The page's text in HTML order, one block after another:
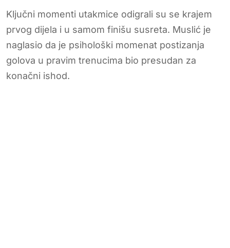
Ključni momenti utakmice odigrali su se krajem
prvog dijela i u samom finišu susreta. Muslić je
naglasio da je psihološki momenat postizanja
golova u pravim trenucima bio presudan za
konačni ishod.